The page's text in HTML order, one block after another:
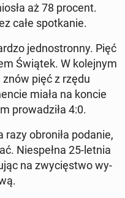
aż 78 procent.
całe spo­tka­nie.
jed­no­stron­ny. Pięć
Świątek. W ko­lej­nym
znów pięć z rzędu
miała na koncie
pro­wa­dzi­ła 4:0.
obro­ni­ła podanie,
Nie­speł­na 25-letnia
na zwy­cię­stwo wy­